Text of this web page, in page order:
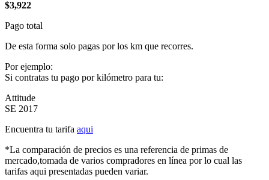
$3,922
Pago total
De esta forma solo pagas por los km que recorres.
Por ejemplo:
Si contratas tu pago por kilómetro para tu:
Attitude
SE 2017
Encuentra tu tarifa aqui
*La comparación de precios es una referencia de primas de
mercado,tomada de varios compradores en línea por lo cual las
tarifas aqui presentadas pueden variar.